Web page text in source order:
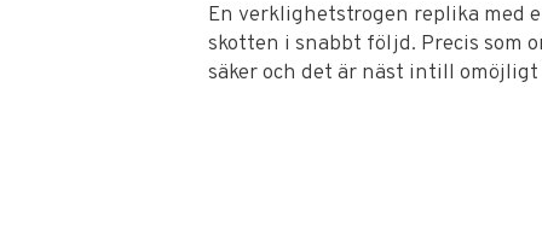
En verklighetstrogen replika med
skotten i snabbt följd. Precis som
säker och det är näst intill